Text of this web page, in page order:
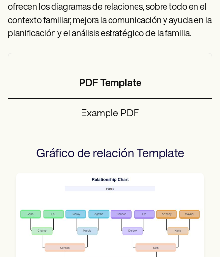
ofrecen los diagramas de relaciones, sobre todo en el
contexto familiar, mejora la comunicación y ayuda en la
planificación y el análisis estratégico de la familia.
PDF Template
Example PDF
Gráfico de relación Template
Use Template